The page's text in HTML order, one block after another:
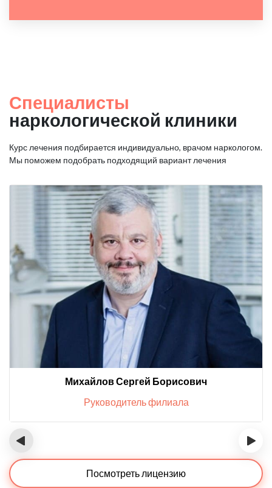
Специалисты
наркологической клиники
Курс лечения подбирается индивидуально, врачом наркологом.
Мы поможем подобрать подходящий вариант лечения
Михайлов Сергей Борисович
Руководитель филиала
‹ ›
Посмотреть лицензию